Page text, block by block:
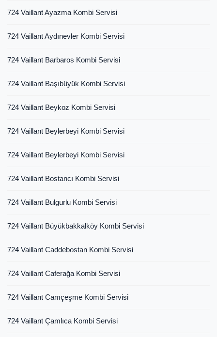
724 Vaillant Ayazma Kombi Servisi
724 Vaillant Aydınevler Kombi Servisi
724 Vaillant Barbaros Kombi Servisi
724 Vaillant Başıbüyük Kombi Servisi
724 Vaillant Beykoz Kombi Servisi
724 Vaillant Beylerbeyi Kombi Servisi
724 Vaillant Beylerbeyi Kombi Servisi
724 Vaillant Bostancı Kombi Servisi
724 Vaillant Bulgurlu Kombi Servisi
724 Vaillant Büyükbakkalköy Kombi Servisi
724 Vaillant Caddebostan Kombi Servisi
724 Vaillant Caferağa Kombi Servisi
724 Vaillant Camçeşme Kombi Servisi
724 Vaillant Çamlıca Kombi Servisi